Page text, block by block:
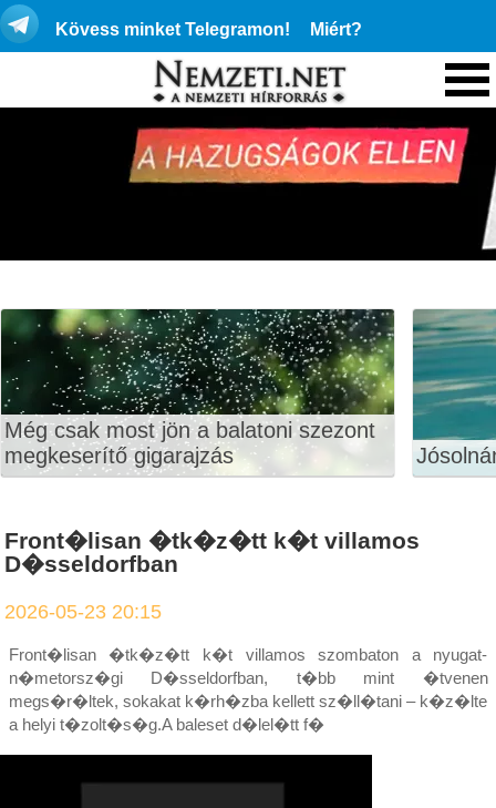
Kövess minket Telegramon! Miért?
Még csak most jön a balatoni szezont
megkeserítő gigarajzás
Front�lisan �tk�z�tt k�t villamos
D�sseldorfban
2026-05-23 20:15
Front�lisan �tk�z�tt k�t villamos szombaton a nyugat-
n�metorsz�gi D�sseldorfban, t�bb mint �tvenen
megs�r�ltek, sokakat k�rh�zba kellett sz�ll�tani – k�z�lte
a helyi t�zolt�s�g.A baleset d�lel�tt f�